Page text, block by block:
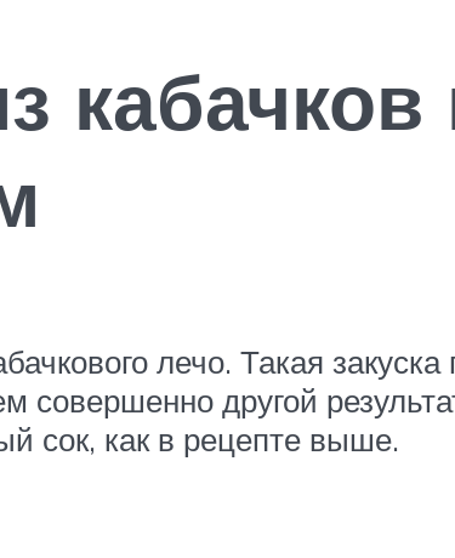
кабачков
лечо. Такая
совершенно другой
сок, как в рецепте выше.